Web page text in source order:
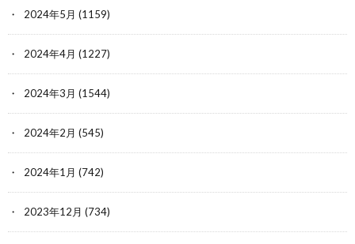
2024年5月 (1159)
2024年4月 (1227)
2024年3月 (1544)
2024年2月 (545)
2024年1月 (742)
2023年12月 (734)